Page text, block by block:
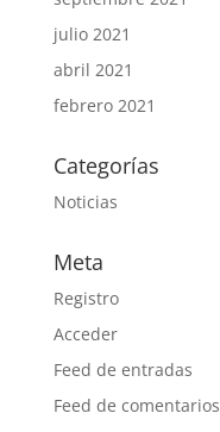
julio 2021
abril 2021
febrero 2021
Categorías
Noticias
Meta
Registro
Acceder
Feed de entradas
Feed de comentarios